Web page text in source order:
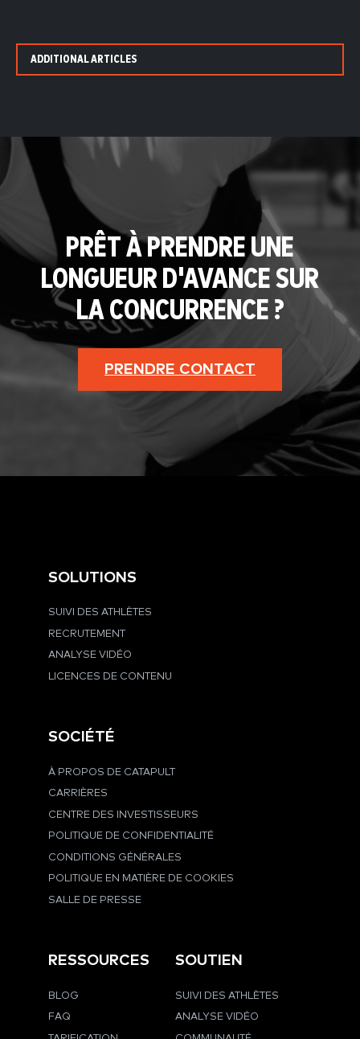
ADDITIONAL ARTICLES
PRÊT À PRENDRE UNE
LONGUEUR D'AVANCE SUR
LA CONCURRENCE ?
PRENDRE CONTACT
SOLUTIONS
SUIVI DES ATHLÈTES
RECRUTEMENT
ANALYSE VIDÉO
LICENCES DE CONTENU
SOCIÉTÉ
À PROPOS DE CATAPULT
CARRIÈRES
CENTRE DES INVESTISSEURS
POLITIQUE DE CONFIDENTIALITÉ
CONDITIONS GÉNÉRALES
POLITIQUE EN MATIÈRE DE COOKIES
SALLE DE PRESSE
RESSOURCES
BLOG
FAQ
SOUTIEN
SUIVI DES ATHLÈTES
ANALYSE VIDÉO